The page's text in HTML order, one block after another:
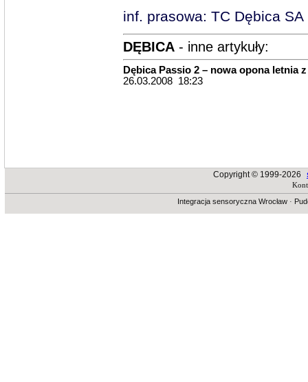
inf. prasowa: TC Dębica SA
DĘBICA- inne artykuły:
Dębica Passio 2 – nowa opona letnia
26.03.2008 18:23
Copyright © 1999-2026
Integracja sensoryczna Wrocław·